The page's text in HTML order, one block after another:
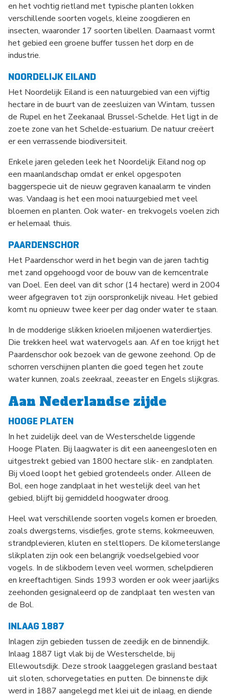
en het vochtig rietland met typische planten lokken
verschillende soorten vogels, kleine zoogdieren en
insecten, waaronder 17 soorten libellen. Daarnaast vormt
het gebied een groene buffer tussen het dorp en de
industrie.
NOORDELIJK EILAND
Het Noordelijk Eiland is een natuurgebied van een vijftig
hectare in de buurt van de zeesluizen van Wintam, tussen
de Rupel en het Zeekanaal Brussel-Schelde. Het ligt in de
zoete zone van het Schelde-estuarium. De natuur creëert
er een verrassende biodiversiteit.
Enkele jaren geleden leek het Noordelijk Eiland nog op
een maanlandschap omdat er enkel opgespoten
baggerspecie uit de nieuw gegraven kanaalarm te vinden
was. Vandaag is het een mooi natuurgebied met veel
bloemen en planten. Ook water- en trekvogels voelen zich
er helemaal thuis.
PAARDENSCHOR
Het Paardenschor werd in het begin van de jaren tachtig
met zand opgehoogd voor de bouw van de kerncentrale
van Doel. Een deel van dit schor (14 hectare) werd in 2004
weer afgegraven tot zijn oorspronkelijk niveau. Het gebied
komt nu opnieuw twee keer per dag onder water te staan.
In de modderige slikken krioelen miljoenen waterdiertjes.
Die trekken heel wat watervogels aan. Af en toe krijgt het
Paardenschor ook bezoek van de gewone zeehond. Op de
schorren verschijnen planten die goed tegen het zoute
water kunnen, zoals zeekraal, zeeaster en Engels slijkgras.
Aan Nederlandse zijde
HOOGE PLATEN
In het zuidelijk deel van de Westerschelde liggende
Hooge Platen. Bij laagwater is dit een aaneengesloten en
uitgestrekt gebied van 1800 hectare slik- en zandplaten.
Bij vloed loopt het gebied grotendeels onder. Alleen de
Bol, een hoge zandplaat in het westelijk deel van het
gebied, blijft bij gemiddeld hoogwater droog.
Heel wat verschillende soorten vogels komen er broeden,
zoals dwergsterns, visdiefjes, grote sterns, kokmeeuwen,
strandplevieren, kluten en steltlopers. De kilometerslange
slikplaten zijn ook een belangrijk voedselgebied voor
vogels. In de slikbodem leven veel wormen, schelpdieren
en kreeftachtigen. Sinds 1993 worden er ook weer jaarlijks
zeehonden gesignaleerd op de zandplaat ten westen van
de Bol.
INLAAG 1887
Inlagen zijn gebieden tussen de zeedijk en de binnendijk.
Inlaag 1887 ligt vlak bij de Westerschelde, bij
Ellewoutsdijk. Deze strook laaggelegen grasland bestaat
uit sloten, schorvegetaties en putten. De binnenste dijk
werd in 1887 aangelegd met klei uit de inlaag, en diende